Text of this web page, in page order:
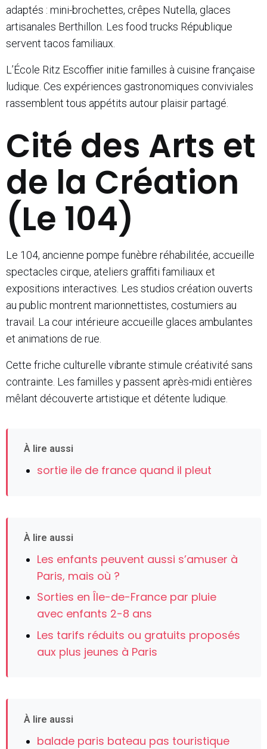
adaptés : mini-brochettes, crêpes Nutella, glaces
artisanales Berthillon. Les food trucks République
servent tacos familiaux.
L’École Ritz Escoffier initie familles à cuisine française
ludique. Ces expériences gastronomiques conviviales
rassemblent tous appétits autour plaisir partagé.
Cité des Arts et
de la Création
(Le 104)
Le 104, ancienne pompe funèbre réhabilitée, accueille
spectacles cirque, ateliers graffiti familiaux et
expositions interactives. Les studios création ouverts
au public montrent marionnettistes, costumiers au
travail. La cour intérieure accueille glaces ambulantes
et animations de rue.
Cette friche culturelle vibrante stimule créativité sans
contrainte. Les familles y passent après-midi entières
mêlant découverte artistique et détente ludique.
À lire aussi
sortie ile de france quand il pleut
À lire aussi
Les enfants peuvent aussi s’amuser à
Paris, mais où ?
Sorties en Île-de-France par pluie
avec enfants 2-8 ans
Les tarifs réduits ou gratuits proposés
aux plus jeunes à Paris
À lire aussi
balade paris bateau pas touristique